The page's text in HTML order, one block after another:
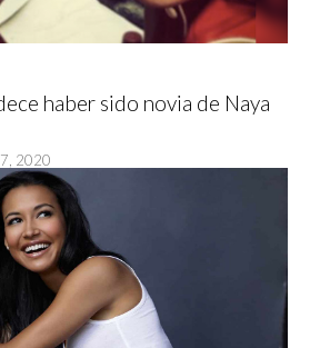
haber sido novia de Naya
2020